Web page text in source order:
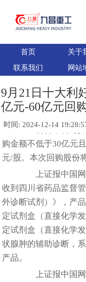
首页 关于
联系我们
网站
9月21日十大利
亿元-60亿元回
时间: 2024-12-14
公告，公司拟以
购金额不低于30亿元
元/股。本次回购股份
上证报中国网
收到四川省药品监督
外诊断试剂）》，产
定试剂盒（直接化学
定试剂盒（直接化学
状腺肿的辅助诊断，
产品。
上证报中国网